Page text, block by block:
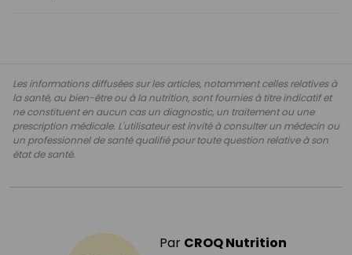
Les informations diffusées sur les articles, notamment celles relatives à
la santé, au bien-être ou à la nutrition, sont fournies à titre indicatif et
ne constituent en aucun cas un diagnostic, un traitement ou une
prescription médicale. L'utilisateur est invité à consulter un médecin ou
un professionnel de santé qualifié pour toute question relative à son
état de santé.
Par CROQ Nutrition